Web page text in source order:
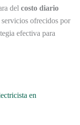
del costo diario
servicios ofrecidos por
efectiva para
en